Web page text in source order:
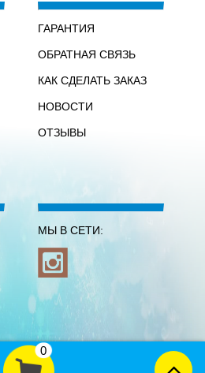
ГАРАНТИЯ
ОБРАТНАЯ СВЯЗЬ
КАК СДЕЛАТЬ ЗАКАЗ
НОВОСТИ
ОТЗЫВЫ
МЫ В СЕТИ:
0